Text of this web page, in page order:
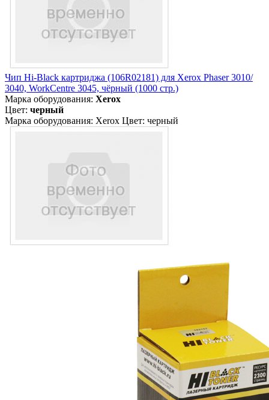
Чип Hi-Black картриджа (106R02181) для Xerox Phaser 3010/
3040, WorkCentre 3045, чёрный (1000 стр.)
Марка оборудования: Xerox
Цвет: черный
Марка оборудования: Xerox Цвет: черный